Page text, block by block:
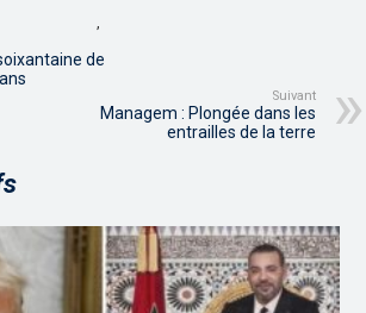
,
de
Suivant
Managem : Plongée dans les
entrailles de la terre